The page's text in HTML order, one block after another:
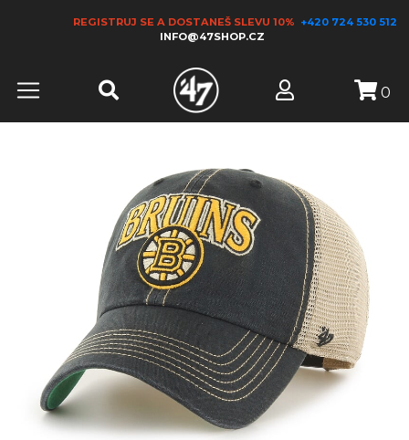
REGISTRUJ SE A DOSTANEŠ SLEVU 10% +420 724 530 512
INFO@47SHOP.CZ
0